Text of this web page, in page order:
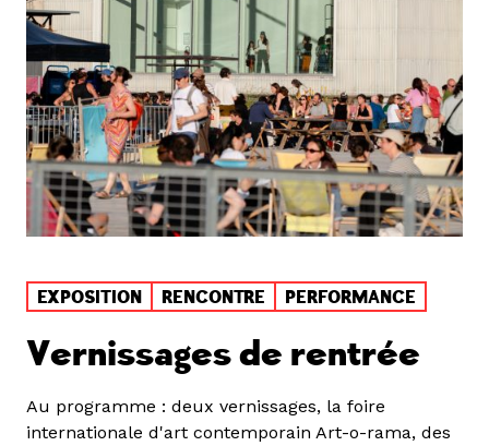
EXPOSITION RENCONTRE PERFORMANCE
Vernissages de rentrée
Au programme : deux vernissages, la foire
internationale d'art contemporain Art-o-rama, des